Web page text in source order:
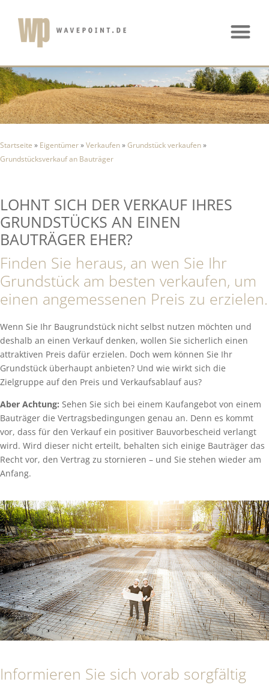
Startseite » Eigentümer»Verkaufen»Grundstück verkaufen»
Grundstücksverkauf an Bauträger
LOHNT SICH DER VERKAUF IHRES
GRUNDSTÜCKS AN EINEN
BAUTRÄGER EHER?
Finden Sie heraus, an wen Sie Ihr
Grundstück am besten verkaufen, um
einen angemessenen Preis zu erzielen.
Wenn Sie Ihr Baugrundstück nicht selbst nutzen möchten und
deshalb an einen Verkauf denken, wollen Sie sicherlich einen
attraktiven Preis dafür erzielen. Doch wem können Sie Ihr
Grundstück überhaupt anbieten? Und wie wirkt sich die
Zielgruppe auf den Preis und Verkaufsablauf aus?
Aber Achtung: Sehen Sie sich bei einem Kaufangebot von einem
Bauträger die Vertragsbedingungen genau an. Denn es kommt
vor, dass für den Verkauf ein positiver Bauvorbescheid verlangt
wird. Wird dieser nicht erteilt, behalten sich einige Bauträger das
Recht vor, den Vertrag zu stornieren – und Sie stehen wieder am
Anfang.
Informieren Sie sich vorab sorgfältig